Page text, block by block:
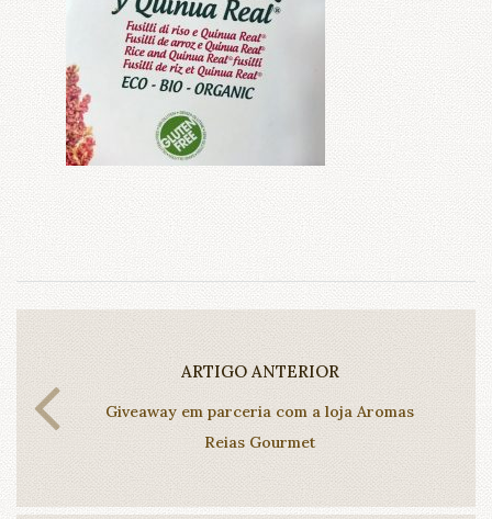
ARTIGO ANTERIOR
Giveaway em parceria com a loja Aromas
Reias Gourmet